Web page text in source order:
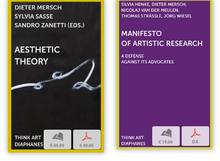
b
€ 40,00
p
€ 40,00
b
€ 15,00
p
OA